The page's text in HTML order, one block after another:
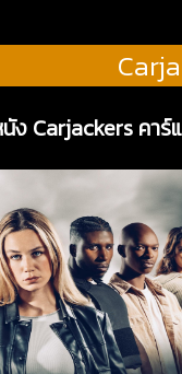
ง Carjackers คาร์